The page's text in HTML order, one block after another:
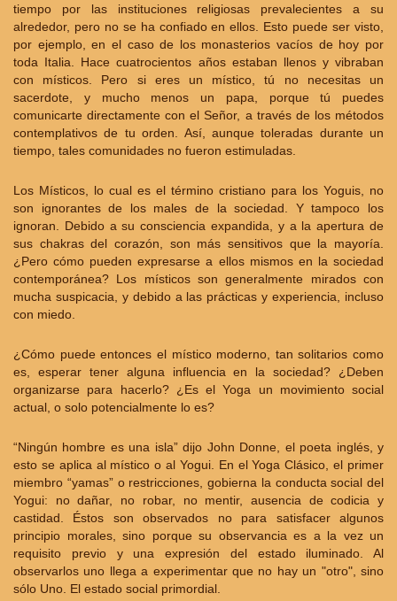
tiempo por las instituciones religiosas prevalecientes a su
alrededor, pero no se ha confiado en ellos. Esto puede ser visto,
por ejemplo, en el caso de los monasterios vacíos de hoy por
toda Italia. Hace cuatrocientos años estaban llenos y vibraban
con místicos. Pero si eres un místico, tú no necesitas un
sacerdote, y mucho menos un papa, porque tú puedes
comunicarte directamente con el Señor, a través de los métodos
contemplativos de tu orden. Así, aunque toleradas durante un
tiempo, tales comunidades no fueron estimuladas.
Los Místicos, lo cual es el término cristiano para los Yoguis, no
son ignorantes de los males de la sociedad. Y tampoco los
ignoran. Debido a su consciencia expandida, y a la apertura de
sus chakras del corazón, son más sensitivos que la mayoría.
¿Pero cómo pueden expresarse a ellos mismos en la sociedad
contemporánea? Los místicos son generalmente mirados con
mucha suspicacia, y debido a las prácticas y experiencia, incluso
con miedo.
¿Cómo puede entonces el místico moderno, tan solitarios como
es, esperar tener alguna influencia en la sociedad? ¿Deben
organizarse para hacerlo? ¿Es el Yoga un movimiento social
actual, o solo potencialmente lo es?
“Ningún hombre es una isla” dijo John Donne, el poeta inglés, y
esto se aplica al místico o al Yogui. En el Yoga Clásico, el primer
miembro “yamas” o restricciones, gobierna la conducta social del
Yogui: no dañar, no robar, no mentir, ausencia de codicia y
castidad. Éstos son observados no para satisfacer algunos
principio morales, sino porque su observancia es a la vez un
requisito previo y una expresión del estado iluminado. Al
observarlos uno llega a experimentar que no hay un "otro", sino
sólo Uno. El estado social primordial.